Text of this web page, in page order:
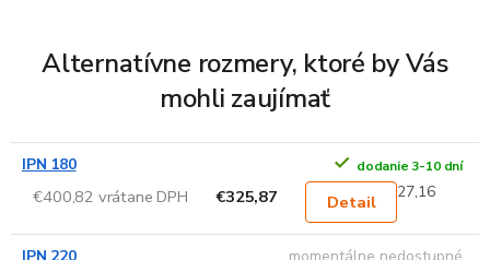
Alternatívne rozmery, ktoré by Vás
mohli zaujímať
IPN 180 dodanie 3-10 dní
€400,82 vrátane DPH €325,87 Detail 27,16